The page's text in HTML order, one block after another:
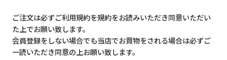
ご注文は必ずご利用規約を規約をお読みいただき同意いただい
た上でお願い致します。
会員登録をしない場合でも当店でお買物をされる場合は必ずご
一読いただき同意の上お願い致します。